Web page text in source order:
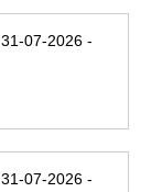
07-2026 -
07-2026 -